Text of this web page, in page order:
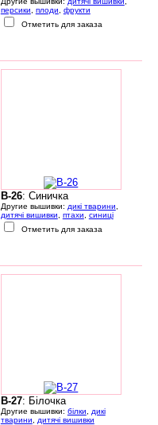
персики
плоди
фрукти
Отметить для заказа
B-26: Синичка
Другие вышивки: дикі тварини
дитячі вишивки
птахи
синиці
Отметить для заказа
B-27: Білочка
Другие вышивки: білки
дикі
тварини
дитячі вишивки